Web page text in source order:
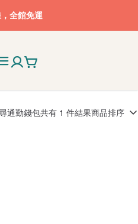
全館免運
通勤錢包共有 1 件結果商品排序